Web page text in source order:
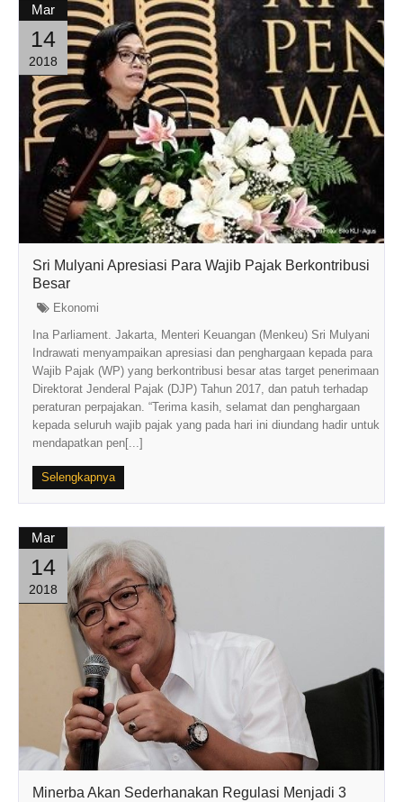
Mar
14
2018
Sri Mulyani Apresiasi Para Wajib Pajak Berkontribusi
Besar
Ekonomi
Ina Parliament. Jakarta, Menteri Keuangan (Menkeu) Sri Mulyani
Indrawati menyampaikan apresiasi dan penghargaan kepada para
Wajib Pajak (WP) yang berkontribusi besar atas target penerimaan
Direktorat Jenderal Pajak (DJP) Tahun 2017, dan patuh terhadap
peraturan perpajakan. “Terima kasih, selamat dan penghargaan
kepada seluruh wajib pajak yang pada hari ini diundang hadir untuk
mendapatkan pen[...]
Selengkapnya
Mar
14
2018
Minerba Akan Sederhanakan Regulasi Menjadi 3